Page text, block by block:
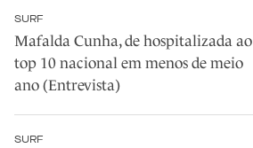
SURF
Mafalda Cunha, de hospitalizada ao
top 10 nacional em menos de meio
ano (Entrevista)
SURF